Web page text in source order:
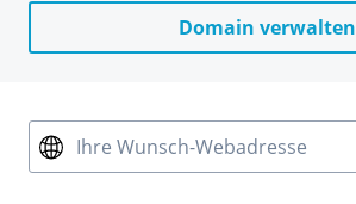
Domain verwalten
Ihre Wunsch-Webadresse